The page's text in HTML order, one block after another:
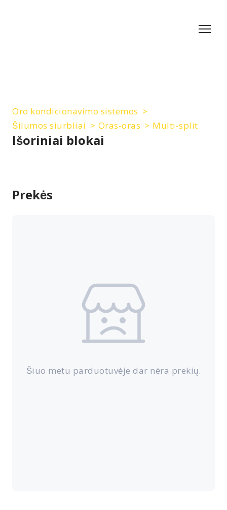
Oro kondicionavimo sistemos
Šilumos siurbliai
Oras-oras Multi-split
Išoriniai blokai
Prekės
Šiuo metu parduotuvėje dar nėra prekių.